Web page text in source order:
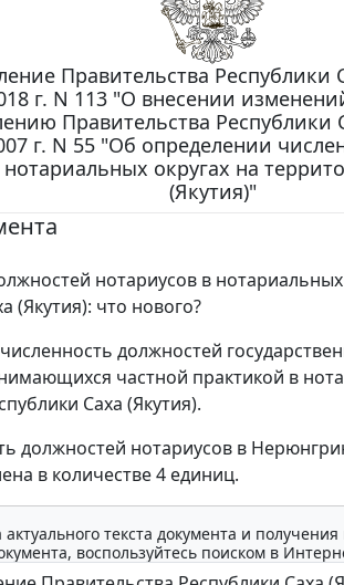
Правительства Республики
г. N 113 "О внесении
Правительства Республики
г. N 55 "Об определении
нотариальных округах на
(Якутия)"
нотариусов в
(Якутия): что нового?
должностей
частной практикой в
Саха (Якутия).
должностей нотариусов в
в количестве 4 единиц.
текста документа и
воспользуйтесь поиском в